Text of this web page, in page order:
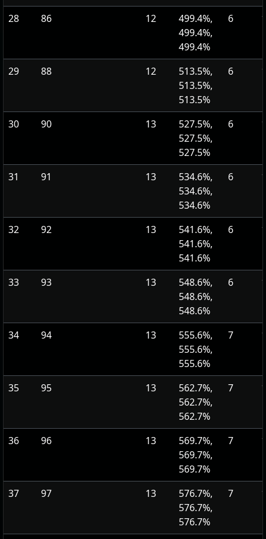
28
86 12
499.4%,
499.4%,
499.4%
6
29 88 12
513.5%,
513.5%,
513.5%
6
30 90 13
527.5%,
527.5%,
527.5%
6
31 91 13
534.6%,
534.6%,
534.6%
6
32 92 13
541.6%,
541.6%,
541.6%
6
33 93 13
548.6%,
548.6%,
548.6%
6
34 94 13
555.6%,
555.6%,
555.6%
7
35 95 13
562.7%,
562.7%,
562.7%
7
36 96 13
569.7%,
569.7%,
569.7%
7
37 97 13
576.7%,
576.7%,
576.7%
7